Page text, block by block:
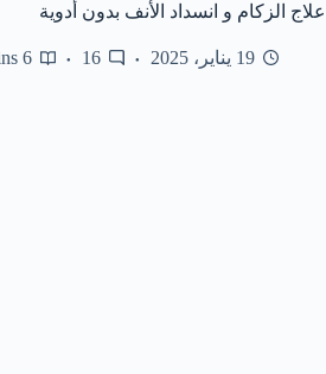
علاج الزكام و انسداد الأنف بدون أدوية
19 يناير، 2025 16
6 mins